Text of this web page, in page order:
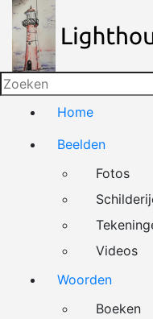
Naar
de
inhoud
springen
Home
Beelden
Fotos
Videos
Woorden
Boeken